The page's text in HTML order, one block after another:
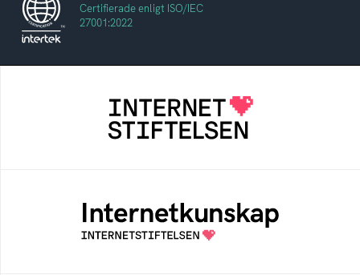
Certifierade enligt ISO/IEC
27001:2022
Internetstiftelsen verkar för ett internet som
bidrar positivt till människan och samhället
Samlad kunskap som hjälper dig att bli en
säker och medveten internetanvändare